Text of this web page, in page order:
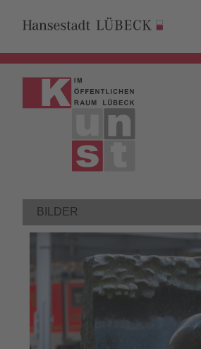
BILDER